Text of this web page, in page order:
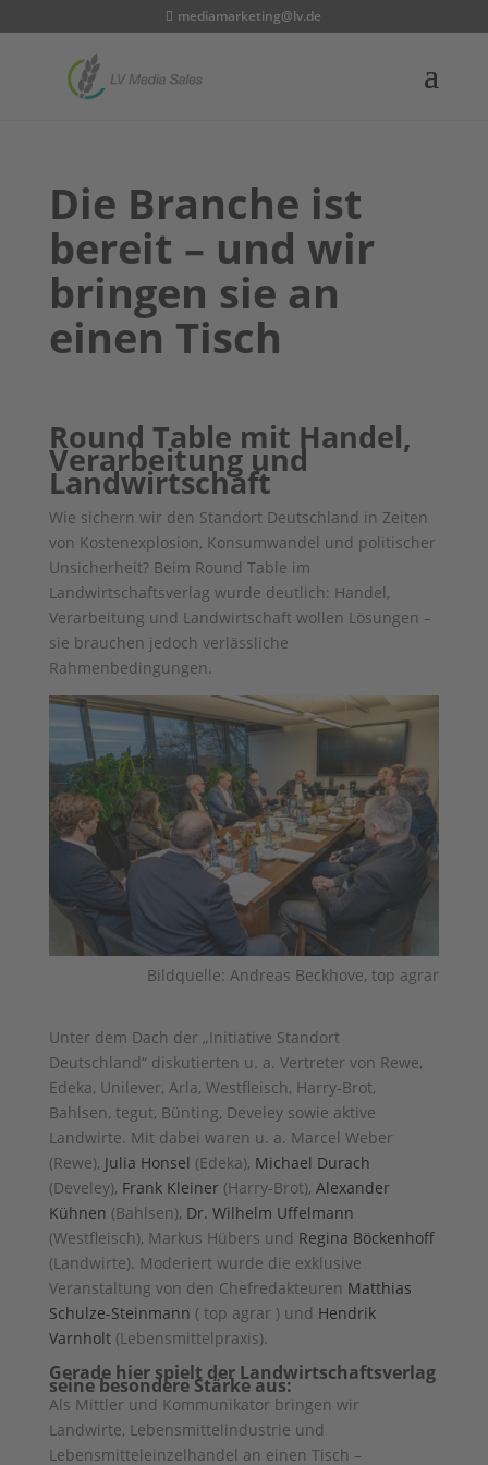
mediamarketing@lv.de
Die Branche ist
bereit – und wir
bringen sie an
einen Tisch
Round Table mit Handel,
Verarbeitung und
Landwirtschaft
Wie sichern wir den Standort Deutschland in Zeiten
von Kostenexplosion, Konsumwandel und politischer
Unsicherheit? Beim Round Table im
Landwirtschaftsverlag wurde deutlich: Handel,
Verarbeitung und Landwirtschaft wollen Lösungen –
sie brauchen jedoch verlässliche
Rahmenbedingungen.
Bildquelle: Andreas Beckhove, top agrar
Unter dem Dach der „Initiative Standort
Deutschland“ diskutierten u. a. Vertreter von Rewe,
Edeka, Unilever, Arla, Westfleisch, Harry-Brot,
Bahlsen, tegut, Bünting, Develey sowie aktive
Landwirte. Mit dabei waren u. a. Marcel Weber
(Rewe), Julia Honsel (Edeka), Michael Durach
(Develey), Frank Kleiner(Harry-Brot), Alexander
Kühnen (Bahlsen), Dr. Wilhelm Uffelmann
(Westfleisch), Markus Hübers und Regina Böckenhoff
(Landwirte). Moderiert wurde die exklusive
Veranstaltung von den Chefredakteuren Matthias
Schulze-Steinmann ( top agrar ) und Hendrik
Varnholt(Lebensmittelpraxis).
Gerade hier spielt der Landwirtschaftsverlag
seine besondere Stärke aus:
Als Mittler und Kommunikator bringen wir
Landwirte, Lebensmittelindustrie und
Lebensmitteleinzelhandel an einen Tisch –